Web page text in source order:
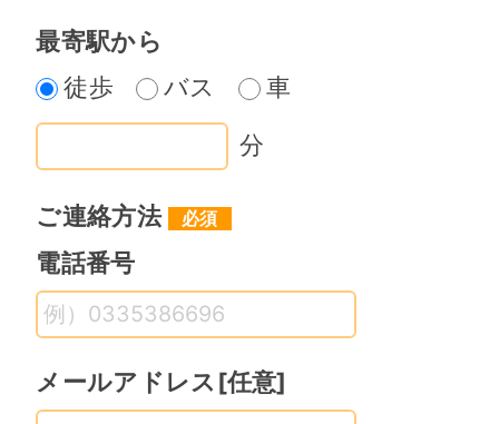
づき、解決するものとする。
以上の内容を証するため本書を２通
作成し甲乙それぞれ記名捺印の上、
各１通を保有するものとする。
■確認書(売却)について
委託者（以下「甲」という）と、受
託者･バ－トンオフィス株式会社（以
下「乙」という）は、下記の通りに
て確認書を取り交わす。
－－－－－－－－記－－－－－－－－
最寄駅から
徒歩
バス
車
分
ご連絡方法
電話番号
メールアドレス [任意]